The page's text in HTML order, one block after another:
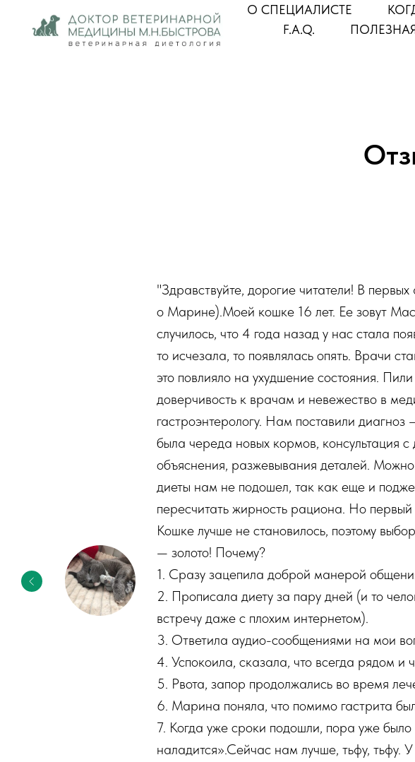
О СПЕЦИАЛИСТЕ
F.A.Q.
"Здравствуйте, дорогие читатели! В
о Марине).Моей кошке 16 лет. Ее зовут
случилось, что 4 года назад у нас стала
то исчезала, то появлялась опять. Врачи
это повлияло на ухудшение состояния.
доверчивость к врачам и невежество в
гастроэнтерологу. Нам поставили
была череда новых кормов, консультация
объяснения, разжевывания деталей.
диеты нам не подошел, так как еще и
пересчитать жирность рациона. Но первый
Кошке лучше не становилось, поэтому
— золото! Почему?
1. Сразу зацепила доброй манерой
2. Прописала диету за пару дней (и то
встречу даже с плохим интернетом).
3. Ответила аудио-сообщениями на мои
4. Успокоила, сказала, что всегда рядом и
5. Рвота, запор продолжались во время
6. Марина поняла, что помимо гастрита
7. Когда уже сроки подошли, пора уже
наладится».Сейчас нам лучше, тьфу, тьфу.